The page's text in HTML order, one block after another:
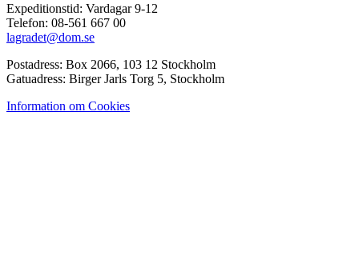
Expeditionstid: Vardagar 9-12
Telefon: 08-561 667 00
lagradet@dom.se
Postadress: Box 2066, 103 12 Stockholm
Gatuadress: Birger Jarls Torg 5, Stockholm
Information om Cookies